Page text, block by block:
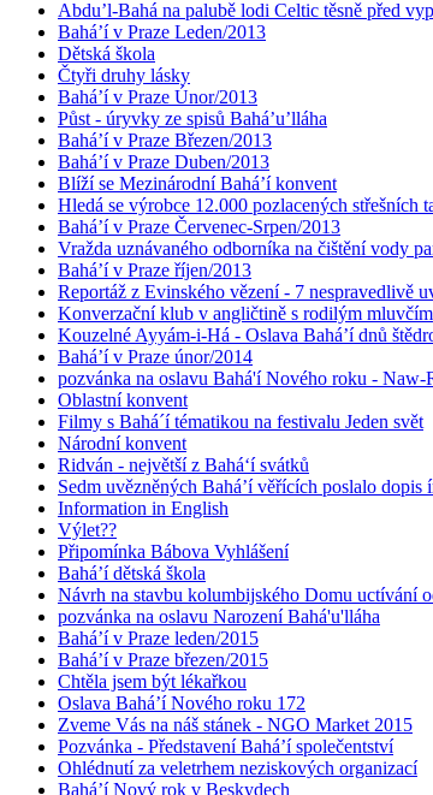
Abdu’l-Bahá na palubě lodi Celtic těsně před
Bahá’í v Praze Leden/2013
Dětská škola
Čtyři druhy lásky
Bahá’í v Praze Únor/2013
Půst - úryvky ze spisů Bahá’u’lláha
Bahá’í v Praze Březen/2013
Bahá’í v Praze Duben/2013
Blíží se Mezinárodní Bahá’í konvent
Hledá se výrobce 12.000 pozlacených střešních
Bahá’í v Praze Červenec-Srpen/2013
Vražda uznávaného odborníka na čištění vody
Bahá’í v Praze říjen/2013
Reportáž z Evinského vězení - 7 nespravedlivě
Konverzační klub v angličtině s rodilým mluvčím
Kouzelné Ayyám-i-Há - Oslava Bahá’í dnů
Bahá’í v Praze únor/2014
pozvánka na oslavu Bahá'í Nového roku - Naw-
Oblastní konvent
Filmy s Bahá´í tématikou na festivalu Jeden svět
Národní konvent
Ridván - největší z Bahá‘í svátků
Sedm uvězněných Bahá’í věřících poslalo
Information in English
Výlet??
Připomínka Bábova Vyhlášení
Bahá’í dětská škola
Návrh na stavbu kolumbijského Domu uctívání
pozvánka na oslavu Narození Bahá'u'lláha
Bahá’í v Praze leden/2015
Bahá’í v Praze březen/2015
Chtěla jsem být lékařkou
Oslava Bahá’í Nového roku 172
Zveme Vás na náš stánek - NGO Market 2015
Pozvánka - Představení Bahá’í společentství
Ohlédnutí za veletrhem neziskových organizací
Bahá’í Nový rok v Beskydech